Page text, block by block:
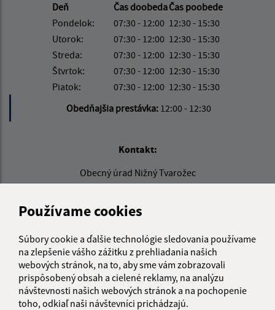
Používame cookies
Súbory cookie a ďalšie technológie sledovania používame
na zlepšenie vášho zážitku z prehliadania našich
webových stránok, na to, aby sme vám zobrazovali
prispôsobený obsah a cielené reklamy, na analýzu
návštevnosti našich webových stránok a na pochopenie
toho, odkiaľ naši návštevníci prichádzajú.
Deň
Čas doobedaČas poobede
Pondelok:
07:30 - 12:00 12:30 - 15:30
Utorok:
07:30 - 12:00 12:30 - 15:30
Streda:
07:30 - 12:00 12:30 - 15:30
Štvrtok:
07:30 - 12:00 12:30 - 15:30
Piatok:
07:30 - 12:00 12:30 - 15:30
Obedňajšia prestávka: 12:00 - 12:30
Kontakt:
Obecný úrad Nižný Tvarožec
Nižný Tvarožec 34
086 02 Gaboltov
+421 54 479 41 32
IČO: 00322440